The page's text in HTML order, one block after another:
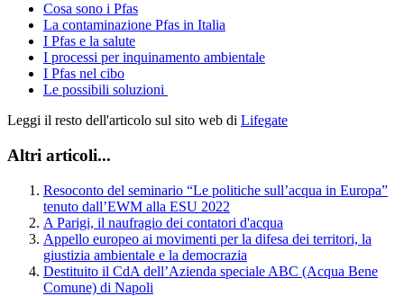
Cosa sono i Pfas
La contaminazione Pfas in Italia
I Pfas e la salute
I processi per inquinamento ambientale
I Pfas nel cibo
Le possibili soluzioni
Leggi il resto dell'articolo sul sito web di Lifegate
Altri articoli...
Resoconto del seminario “Le politiche sull’acqua in Europa”
tenuto dall’EWM alla ESU 2022
A Parigi, il naufragio dei contatori d'acqua
Appello europeo ai movimenti per la difesa dei territori, la
giustizia ambientale e la democrazia
Destituito il CdA dell’Azienda speciale ABC (Acqua Bene
Comune) di Napoli